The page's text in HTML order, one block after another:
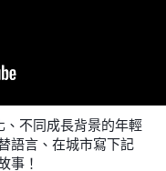
不同成長背景的年輕
語言、在城市寫下記
事！